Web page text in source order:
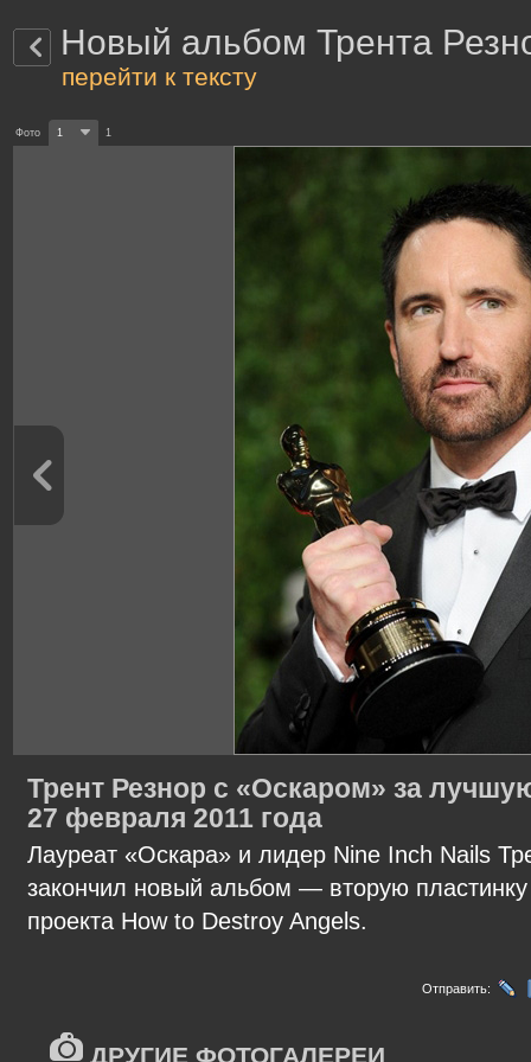
Новый альбом Трента
перейти к тексту
Фото 1 1
Трент Резнор с «Оскаром» за
27 февраля 2011 года
Лауреат «Оскара» и лидер Nine Inch Nails
закончил новый альбом — вторую
проекта How to Destroy Angels.
Отправить:
ДРУГИЕ ФОТОГАЛЕРЕИ